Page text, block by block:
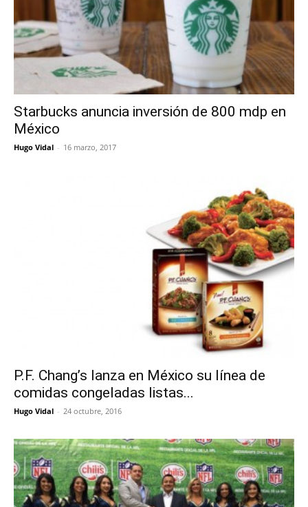
Starbucks anuncia inversión de 800 mdp en
México
Hugo Vidal - 16 marzo, 2017
P.F. Chang’s lanza en México su línea de
comidas congeladas listas...
Hugo Vidal - 24 octubre, 2016